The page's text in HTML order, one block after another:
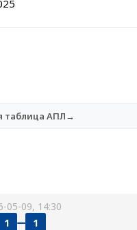
таблица АПЛ→
05-09, 14:30
1 1